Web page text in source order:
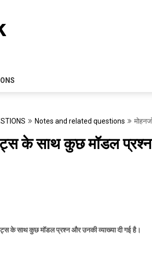
Notes and related questions
के साथ कुछ मॉडल
के साथ कुछ मॉडल प्रश्न और उनकी व्याख्या दी गई है।